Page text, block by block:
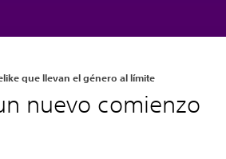
que llevan el género al límite
nuevo comienzo